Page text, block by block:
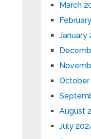
March
January
October
August
July